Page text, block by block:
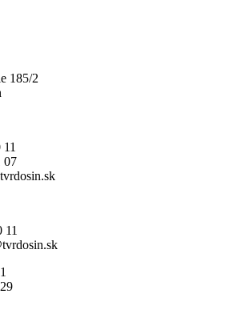
185/2
07
11